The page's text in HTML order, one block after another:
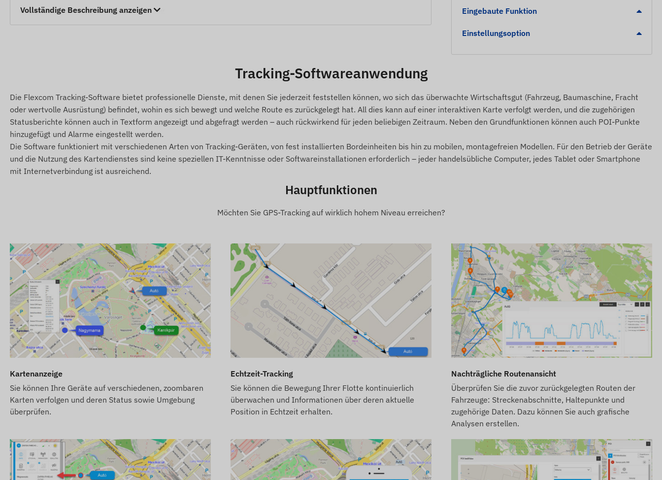
LED-Anzeigen zur Betriebsüberprüfung
Automatische Schlaf- und Wachmodi
Verlassen und Ankunft eines POI (digitaler Zaun)
Lieferumfang
ICAR IK122 Halsband-Tier-GPS-Tracker
Magnetisches USB-Ladekabel
Ladegerät
Für den normalen Betrieb des Geräts ist eine aktive Verbindung zu Satellitenortungssystemen und den
Netzwerken der Mobilfunkanbieter erforderlich. Diese gewährleisten die Datenerfassung und -übertragung sowie
die Kommunikation mit dem Telefon des Besitzers oder bei Verwendung von Tracking-Software mit dem
zentralen Datenerfassungs- und Verarbeitungssystem. Das Gerät kommuniziert über die Netzwerke der
Mobilfunkanbieter mittels der eingelegten (austauschbaren) SIM-Karte.
Betriebsregion
Das Gerät ist mit den in den folgenden Regionen betriebenen GSM-Netzwerken kompatibel:
2G: Weltweit
Kaufoptionen
Falls Sie unseren SMS-Alarmdienst nutzen möchten, kaufen Sie bitte eine SMS-Guthabenkarte in unserem
Webshop.
Vollständige Beschreibung anzeigen Eingebaute Funktion
Einstellungsoption
Tracking-Softwareanwendung
Die Flexcom Tracking-Software bietet professionelle Dienste, mit denen Sie jederzeit feststellen können, wo sich das überwachte Wirtschaftsgut (Fahrzeug, Baumaschine, Fracht
oder wertvolle Ausrüstung) befindet, wohin es sich bewegt und welche Route es zurückgelegt hat. All dies kann auf einer interaktiven Karte verfolgt werden, und die zugehörigen
Statusberichte können auch in Textform angezeigt und abgefragt werden – auch rückwirkend für jeden beliebigen Zeitraum. Neben den Grundfunktionen können auch POI-Punkte
hinzugefügt und Alarme eingestellt werden.
Die Software funktioniert mit verschiedenen Arten von Tracking-Geräten, von fest installierten Bordeinheiten bis hin zu mobilen, montagefreien Modellen. Für den Betrieb der Geräte
und die Nutzung des Kartendienstes sind keine speziellen IT-Kenntnisse oder Softwareinstallationen erforderlich – jeder handelsübliche Computer, jedes Tablet oder Smartphone
mit Internetverbindung ist ausreichend.
Hauptfunktionen
Möchten Sie GPS-Tracking auf wirklich hohem Niveau erreichen?
Kartenanzeige
Sie können Ihre Geräte auf verschiedenen, zoombaren
Karten verfolgen und deren Status sowie Umgebung
überprüfen.
Echtzeit-Tracking
Sie können die Bewegung Ihrer Flotte kontinuierlich
überwachen und Informationen über deren aktuelle
Position in Echtzeit erhalten.
Nachträgliche Routenansicht
Überprüfen Sie die zuvor zurückgelegten Routen der
Fahrzeuge: Streckenabschnitte, Haltepunkte und
zugehörige Daten. Dazu können Sie auch grafische
Analysen erstellen.